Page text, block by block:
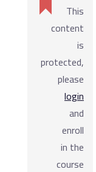
This
content
is
protected,
please
login
and
enroll
in the
course